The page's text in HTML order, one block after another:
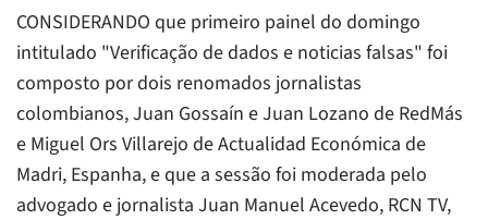
CONSIDERANDO que primeiro painel do domingo
intitulado "Verificação de dados e noticias falsas" foi
composto por dois renomados jornalistas
colombianos, Juan Gossaín e Juan Lozano de RedMás
e Miguel Ors Villarejo deActualidad Económica de
Madri, Espanha, e que a sessão foi moderada pelo
advogado e jornalista Juan Manuel Acevedo, RCN TV,